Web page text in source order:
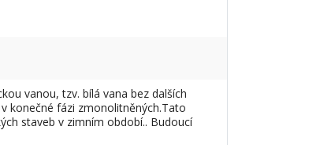
vanou, tzv. bílá vana bez dalších
konečné fázi zmonolitněných.Tato
staveb v zimním období.. Budoucí